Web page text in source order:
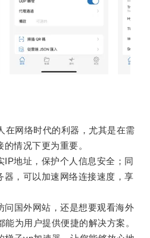
网络时代的利器，尤其是在需
情况下更为重要。
地址，保护个人信息安全；同
器，可以加速网络连接速度，享
国外网站，还是想要观看海外
为用户提供便捷的解决方案。